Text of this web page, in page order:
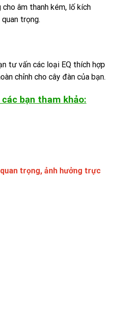
âm thanh kém, lố kích
trọng.
tư vấn các loại EQ thích hợp
chỉnh cho cây đàn của bạn.
bạn tham khảo:
trọng, ảnh hưởng trực